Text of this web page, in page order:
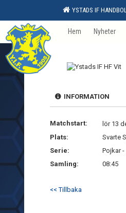
YSTADS IF
Hem Nyheter
INFORMATION
Matchstart:
lör 13
Plats:
Svarte
Serie:
Pojkar -
Samling:
08:45
<< Tillbaka